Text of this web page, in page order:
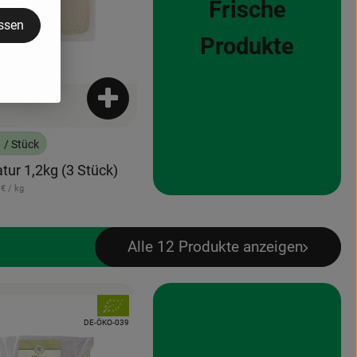
/ Stück
1,2kg (3 Stück)
/ kg
Produkt zum Warenkorb hinzufügen
Frische
Produkte
Alle 12 Produkte anzeigen
, Verband:
, Kontrollstelle:
DE-ÖKO-039
zu Favouriten hinzufügen